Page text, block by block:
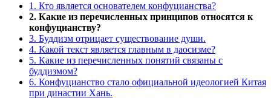
1. Кто является основателем конфуцианства?
2. Какие из перечисленных принципов относятся к
конфуцианству?
3. Буддизм отрицает существование души.
4. Какой текст является главным в даосизме?
5. Какие из перечисленных понятий связаны с
буддизмом?
6. Конфуцианство стало официальной идеологией Китая
при династии Хань.